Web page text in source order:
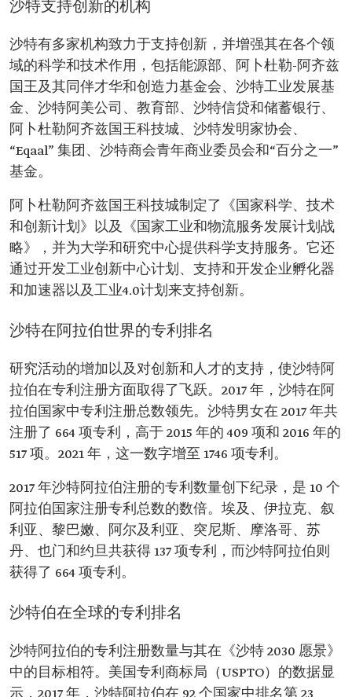
沙特支持创新的机构
沙特有多家机构致力于支持创新，并增强其在各个领
域的科学和技术作用，包括能源部、阿卜杜勒-阿齐兹
国王及其同伴才华和创造力基金会、沙特工业发展基
金、沙特阿美公司、教育部、沙特信贷和储蓄银行、
阿卜杜勒阿齐兹国王科技城、沙特发明家协会、
“Eqaal” 集团、沙特商会青年商业委员会和“百分之一”
基金。
阿卜杜勒阿齐兹国王科技城制定了《国家科学、技术
和创新计划》以及《国家工业和物流服务发展计划战
略》，并为大学和研究中心提供科学支持服务。它还
通过开发工业创新中心计划、支持和开发企业孵化器
和加速器以及工业4.0计划来支持创新。
沙特在阿拉伯世界的专利排名
研究活动的增加以及对创新和人才的支持，使沙特阿
拉伯在专利注册方面取得了飞跃。2017 年，沙特在阿
拉伯国家中专利注册总数领先。沙特男女在 2017 年共
注册了 664 项专利，高于 2015 年的 409 项和 2016 年的
517 项。2021 年，这一数字增至 1746 项专利。
2017 年沙特阿拉伯注册的专利数量创下纪录，是 10 个
阿拉伯国家注册专利总数的数倍。埃及、伊拉克、叙
利亚、黎巴嫩、阿尔及利亚、突尼斯、摩洛哥、苏
丹、也门和约旦共获得 137 项专利，而沙特阿拉伯则
获得了 664 项专利。
沙特伯在全球的专利排名
沙特阿拉伯的专利注册数量与其在《沙特 2030 愿景》
中的目标相符。美国专利商标局（USPTO）的数据显